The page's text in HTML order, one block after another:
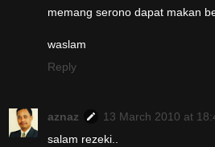
memang serono dapat makan
waslam
Reply
aznaz
13 March 2010 at
salam rezeki..